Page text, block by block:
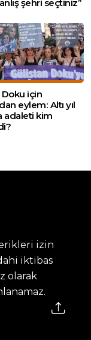
şehri seçtiniz”
için
eylem: Altı yıl
adaleti kim
izin
iktibas
olarak